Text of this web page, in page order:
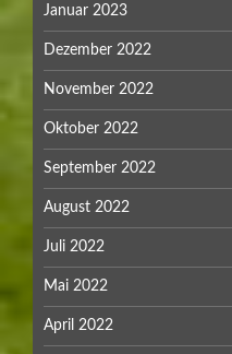
Januar 2023
Dezember 2022
November 2022
Oktober 2022
September 2022
August 2022
Juli 2022
Mai 2022
April 2022